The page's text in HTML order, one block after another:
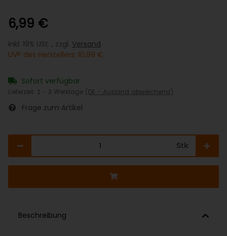
6,99 €
inkl. 19% USt. , zzgl. Versand
UVP des Herstellers: 10,99 €
Sofort verfügbar
Lieferzeit: 2 - 3 Werktage (DE - Ausland abweichend)
Frage zum Artikel
Stk
Beschreibung